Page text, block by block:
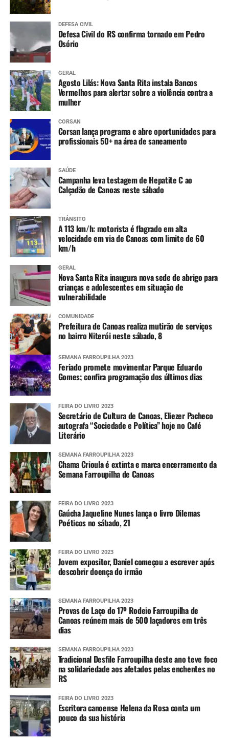
DEFESA CIVIL
Defesa Civil do RS confirma tornado em Pedro
Osório
GERAL
Agosto Lilás: Nova Santa Rita instala Bancos
Vermelhos para alertar sobre a violência contra a
mulher
CORSAN
Corsan lança programa e abre oportunidades para
profissionais 50+ na área de saneamento
SAÚDE
Campanha leva testagem de Hepatite C ao
Calçadão de Canoas neste sábado
TRÂNSITO
A 113 km/h: motorista é flagrado em alta
velocidade em via de Canoas com limite de 60
km/h
GERAL
Nova Santa Rita inaugura nova sede de abrigo para
crianças e adolescentes em situação de
vulnerabilidade
COMUNIDADE
Prefeitura de Canoas realiza mutirão de serviços
no bairro Niterói neste sábado, 8
SEMANA FARROUPILHA 2023
Feriado promete movimentar Parque Eduardo
Gomes; confira programação dos últimos dias
FEIRA DO LIVRO 2023
Secretário de Cultura de Canoas, Eliezer Pacheco
autografa “Sociedade e Política” hoje no Café
Literário
SEMANA FARROUPILHA 2023
Chama Crioula é extinta e marca encerramento da
Semana Farroupilha de Canoas
FEIRA DO LIVRO 2023
Gaúcha Jaqueline Nunes lança o livro Dilemas
Poéticos no sábado, 21
FEIRA DO LIVRO 2023
Jovem expositor, Daniel começou a escrever após
descobrir doença do irmão
SEMANA FARROUPILHA 2023
Provas de Laço do 17º Rodeio Farroupilha de
Canoas reúnem mais de 500 laçadores em três
dias
SEMANA FARROUPILHA 2023
Tradicional Desfile Farroupilha deste ano teve foco
na solidariedade aos afetados pelas enchentes no
RS
FEIRA DO LIVRO 2023
Escritora canoense Helena da Rosa conta um
pouco da sua história